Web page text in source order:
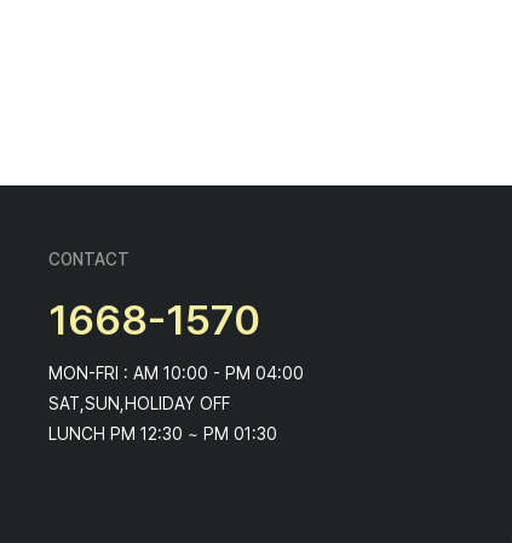
CONTACT
1668-1570
MON-FRI : AM 10:00 - PM 04:00
SAT,SUN,HOLIDAY OFF
LUNCH PM 12:30 ~ PM 01:30